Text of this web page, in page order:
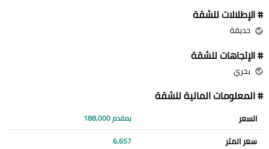
# الإطلالات للشقة
حديقة
# الإتجاهات للشقة
بحري
# المعلومات المالية للشقة
السعر بمقدم 188,000
سعر المتر 6,657